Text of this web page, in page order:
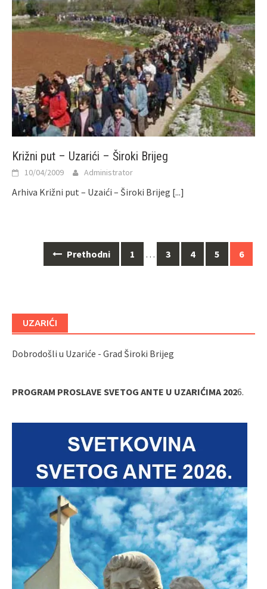
Križni put – Uzarići – Široki Brijeg
10/04/2009 Administrator
Arhiva Križni put – Uzaići – Široki Brijeg [...]
Navigacija Prethodni 1 … 3 4 5 6
UZARIĆI
Dobrodošli u Uzariće - Grad Široki Brijeg
PROGRAM PROSLAVE SVETOG ANTE U UZARIĆIMA 2026.